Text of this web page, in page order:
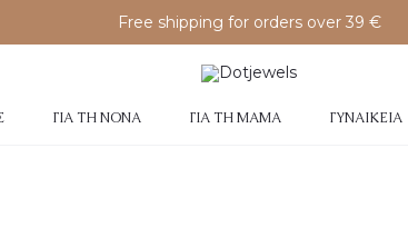
Free shipping for orders over 39 €
ΓΙΑ ΤΗ ΝΟΝΆ ΓΙΑ ΤΗ ΜΑΜΆ ΓΥΝΑΙΚΕΊΑ